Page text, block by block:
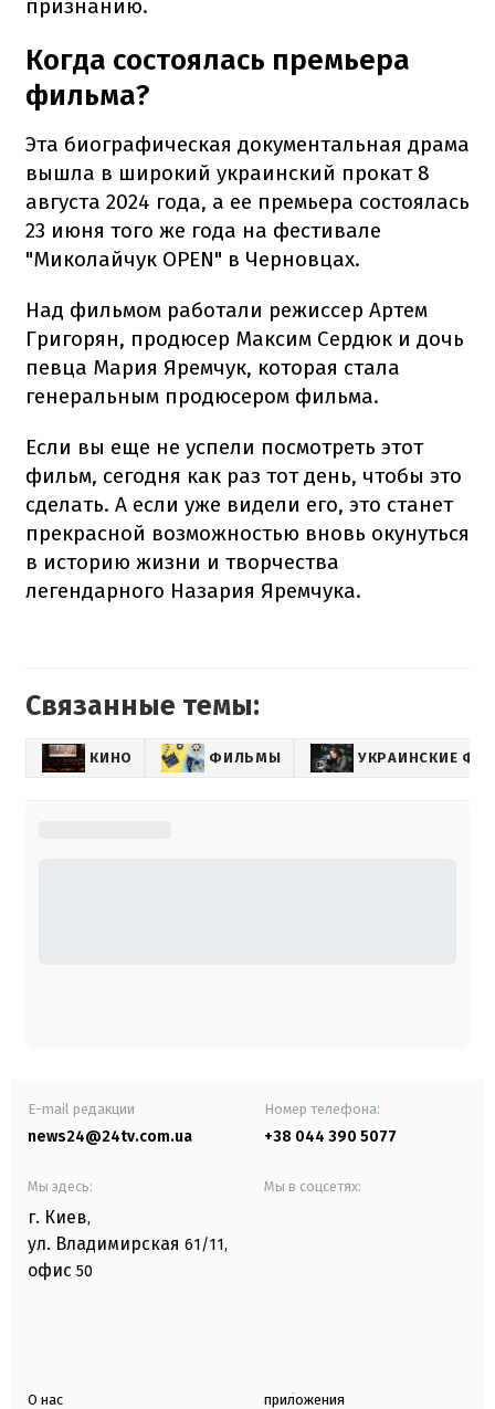
признанию.
Когда состоялась премьера
фильма?
Эта биографическая документальная драма
вышла в широкий украинский прокат 8
августа 2024 года, а ее премьера состоялась
23 июня того же года на фестивале
"Миколайчук OPEN" в Черновцах.
Над фильмом работали режиссер Артем
Григорян, продюсер Максим Сердюк и дочь
певца Мария Яремчук, которая стала
генеральным продюсером фильма.
Если вы еще не успели посмотреть этот
фильм, сегодня как раз тот день, чтобы это
сделать. А если уже видели его, это станет
прекрасной возможностью вновь окунуться
в историю жизни и творчества
легендарного Назария Яремчука.
Связанные темы:
КИНО ФИЛЬМЫ УКРАИНСКИЕ
E-mail редакции
news24@24tv.com.ua
Номер телефона:
+38 044 390 5077
Мы здесь:
г. Киев,
ул. Владимирская 61/11,
офис 50
Мы в соцсетях:
О нас приложения